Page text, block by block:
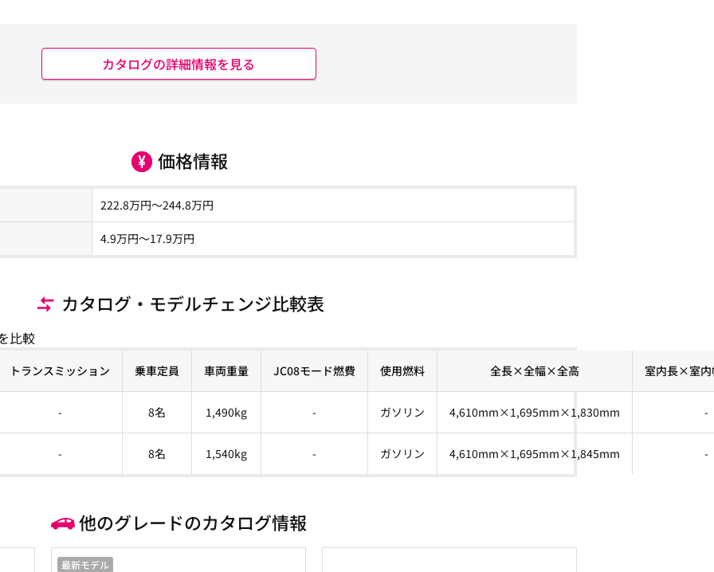
カタログの詳細情報を見る
価格情報
222.8万円～244.8万円
4.9万円〜17.9万円
カタログ・モデルチェンジ比較表
比較
トランスミッション 乗車定員 車両重量 JC08モード燃費 使用燃料 全長×全幅×全高 室内長×室
- 8名 1,490kg - ガソリン 4,610mm×1,695mm×1,830mm -
- 8名 1,540kg - ガソリン 4,610mm×1,695mm×1,845mm -
他のグレードのカタログ情報
最新モデル